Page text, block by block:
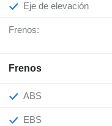
Eje de elevación
Frenos:
Frenos
ABS
EBS